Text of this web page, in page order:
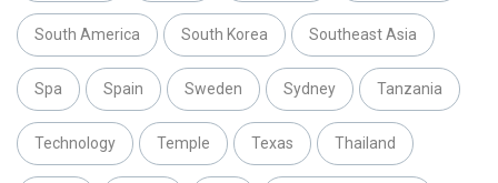
South America South Korea Southeast Asia
Spa Spain Sweden Sydney Tanzania
Technology Temple Texas Thailand